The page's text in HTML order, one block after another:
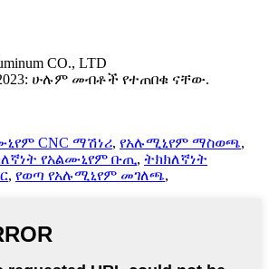
CO., LTD
ሁሉም መብቶች የተጠበቁ ናቸው.
CNC ማሽነሪ, የአሉሚኒየም ማስወጫ,
የአልሙኒየም ቡጢ, ትክክለኛነት
, የወጣ የአሉሚኒየም መገለጫ,